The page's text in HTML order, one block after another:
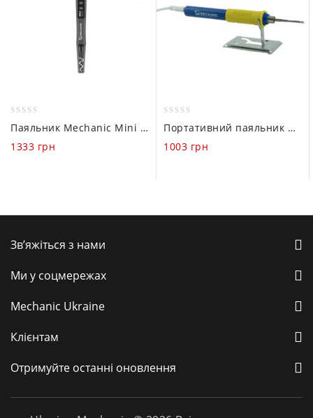
out
of
Паяльник Mechanic Mini 210 (180-480°C / 40W / USB Type-C)
1333 грн
out
of
Портативний паяльник Mechanic V210 (350-380°C / 75W / USB Type-C)
1003 грн
Зв’яжіться з нами
Ми у соцмережах
Mechanic Ukraine
Клієнтам
Отримуйте останні оновлення